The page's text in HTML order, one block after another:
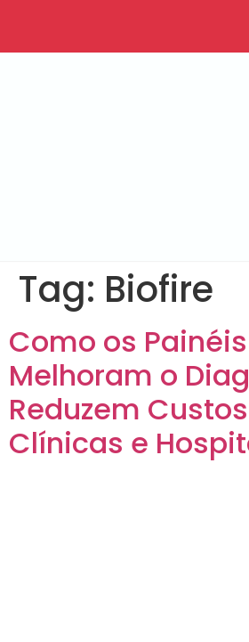
Tag: Biofire
Como os
Melhoram o
Reduzem
Clínicas e